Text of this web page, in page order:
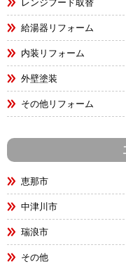
レンジフード取替
給湯器リフォーム
内装リフォーム
外壁塗装
その他リフォーム
恵那市
中津川市
瑞浪市
その他